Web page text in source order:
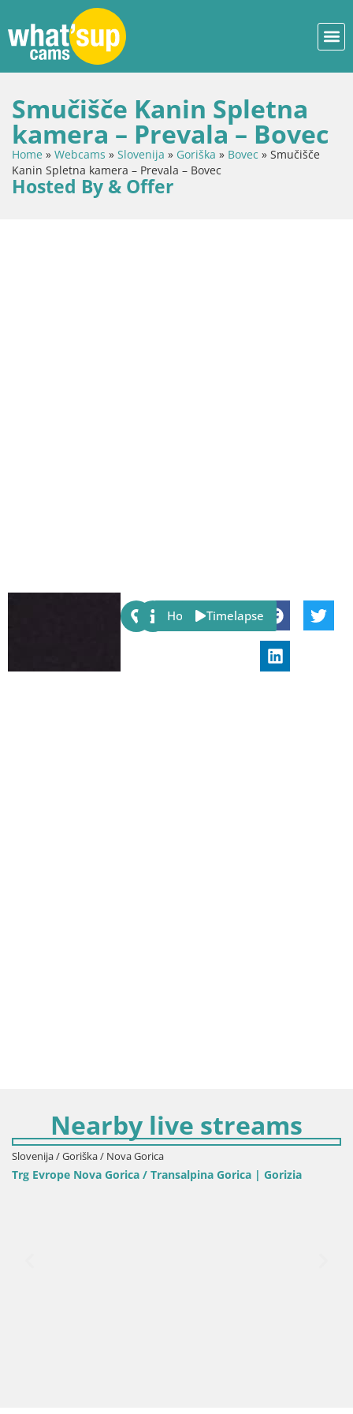
Smučišče Kanin Spletna
kamera – Prevala – Bovec
Home » Webcams » Slovenija » Goriška » Bovec » Smučišče
Kanin Spletna kamera – Prevala – Bovec
Hosted By & Offer
Share:
Host Timelapse
Nearby live streams
Slovenija / Goriška / Nova Gorica
Trg Evrope Nova Gorica / Transalpina Gorica | Gorizia